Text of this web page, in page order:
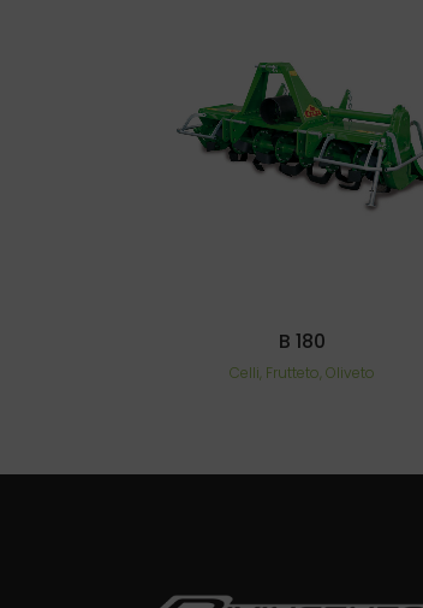
VIEW
B 180
Celli, Frutteto, Oliveto